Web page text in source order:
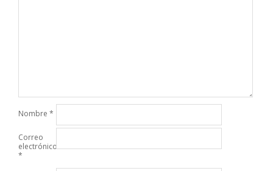
Nombre *
Correo
electrónico
*